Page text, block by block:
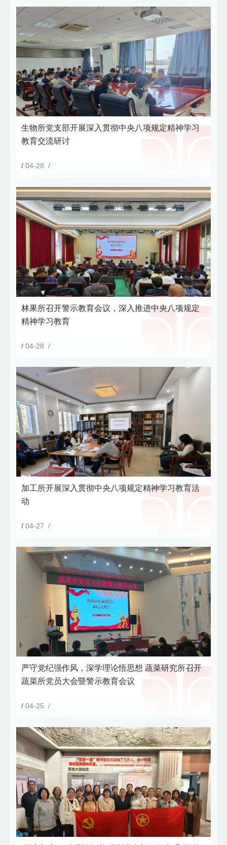
生物所党支部开展深入贯彻中央八项规定精神学习
教育交流研讨
/ 04-28 /
林果所召开警示教育会议，深入推进中央八项规定
精神学习教育
/ 04-28 /
加工所开展深入贯彻中央八项规定精神学习教育活
动
/ 04-27 /
严守党纪强作风，深学理论悟思想 蔬菜研究所召开
蔬菜所党员大会暨警示教育会议
/ 04-25 /